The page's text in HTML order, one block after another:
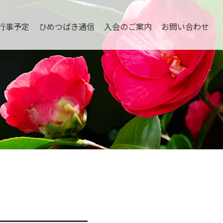
事予定 ひめつばき通信 入会のご案内 お問い合わせ